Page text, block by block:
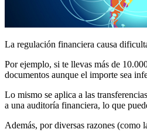
La regulación financiera causa
Por ejemplo, si te llevas más de
documentos aunque el importe sea
Lo mismo se aplica a las
a una auditoría financiera, lo que
Además, por diversas razones (como